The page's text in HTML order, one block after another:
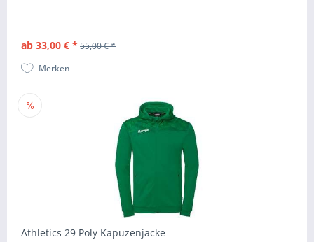
ab 33,00 € * 55,00 € *
Merken
Athletics 29 Poly Kapuzenjacke